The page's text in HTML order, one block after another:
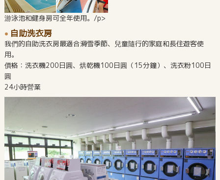
游泳池和健身房可全年使用。/p>
自助洗衣房
我們的自助洗衣房最適合滑雪季節、兒童隨行的家庭和長住遊客使
用。
價格：洗衣機200日圓、烘乾機100日圓（15分鐘）、洗衣粉100日
圓
24小時營業